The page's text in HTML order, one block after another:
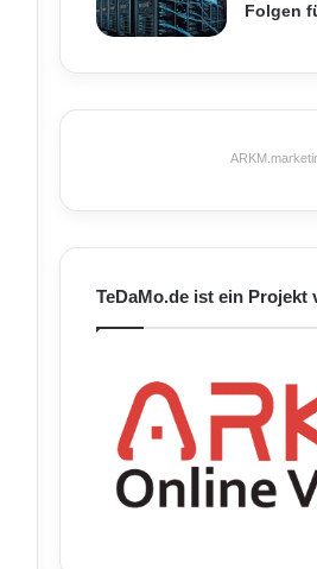
Folgen
TeDaMo.de ist ein Projekt